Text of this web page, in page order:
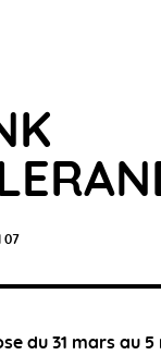
07
du 31 mars au